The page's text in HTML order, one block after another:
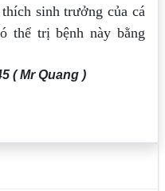
thích sinh trưởngcủa cá
thể trị bệnh này bằng
( Mr Quang )